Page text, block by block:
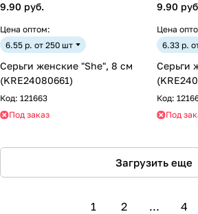
9.90 руб.
Цена оптом:
6.55 р. от 250 шт
Серьги женские "She", 8 см
(KRE24080661)
Код: 121663
Под заказ
9.90
Цена
6.33 р.
Серьги
Код:
Под
Загрузить еще
1 2 ... 4